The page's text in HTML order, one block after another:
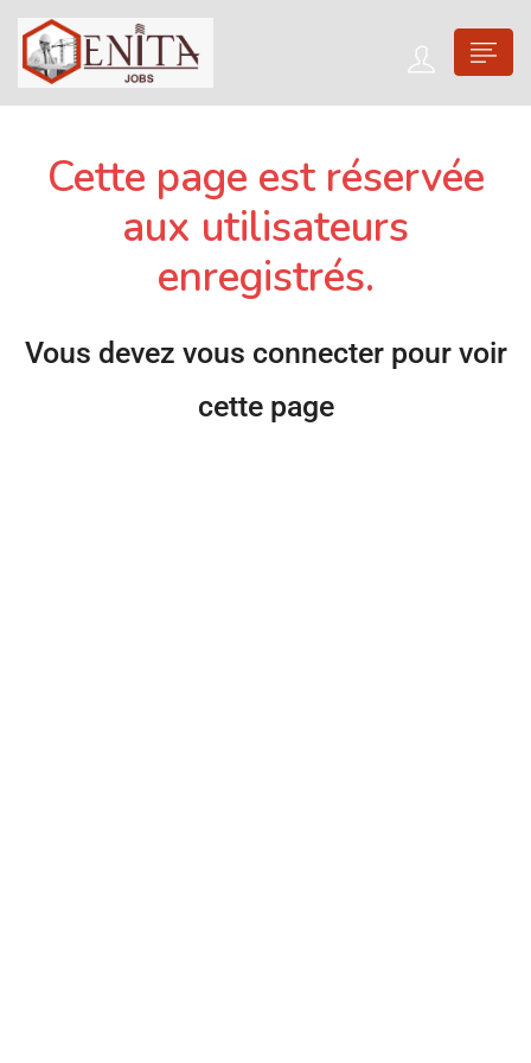
Cette page est réservée
aux utilisateurs
enregistrés.
Vous devez vous connecter pour voir
cette page